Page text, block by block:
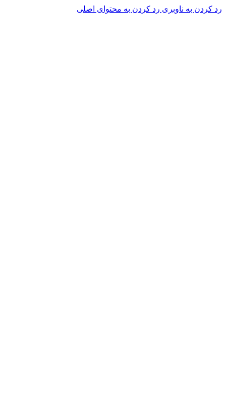
رد کردن به ناوبری رد کردن به محتوای اصلی